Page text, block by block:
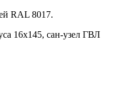
RAL 8017.
16х145, сан-узел ГВЛ